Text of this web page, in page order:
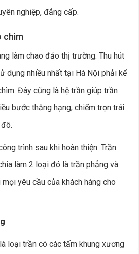
nghiệp, đẳng cấp.
chìm
làm chao đảo thị trường. Thu hút
dụng nhiều nhất tại Hà Nội phải kể
Đây cũng là hệ trần giúp trần
bước thăng hạng, chiếm trọn trái
trình sau khi hoàn thiện. Trần
làm 2 loại đó là trần phẳng và
yêu cầu của khách hàng cho
loại trần có các tấm khung xương